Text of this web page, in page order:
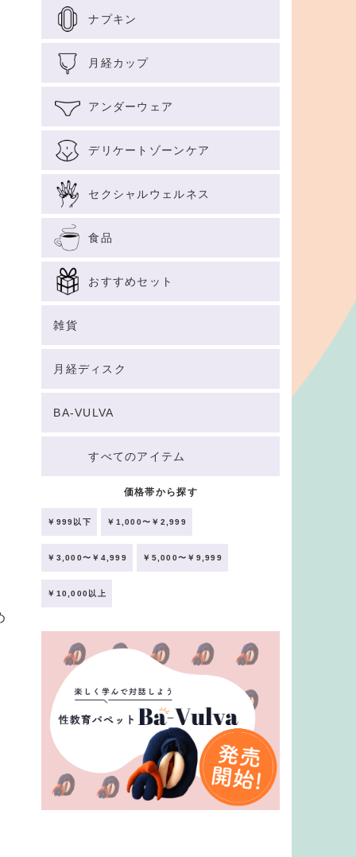
ナプキン
月経カップ
アンダーウェア
デリケートゾーンケア
セクシャルウェルネス
食品
おすすめセット
雑貨
月経ディスク
BA-VULVA
すべてのアイテム
価格帯から探す
￥999以下 ￥1,000〜￥2,999
￥3,000〜￥4,999 ￥5,000〜￥9,999
￥10,000以上